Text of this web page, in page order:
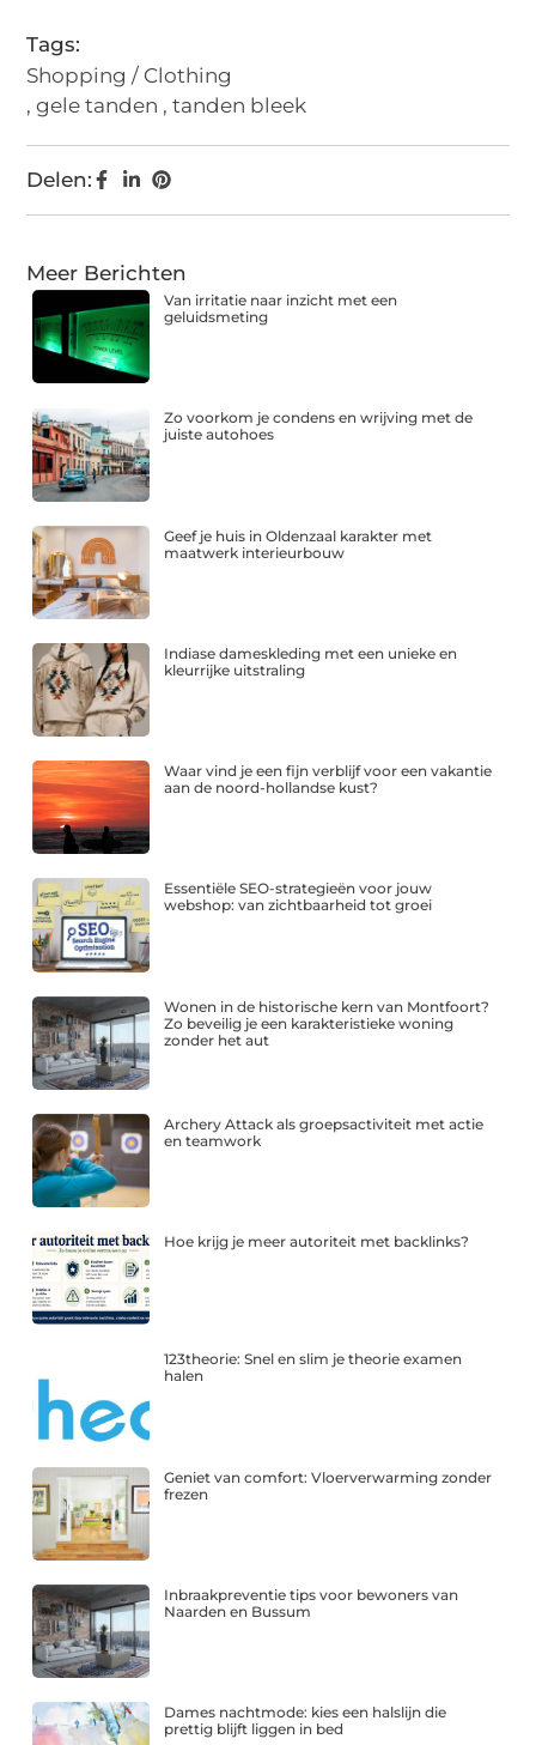
Tags:
Shopping / Clothing
,gele tanden ,tanden bleek
Delen:
Meer Berichten
Van irritatie naar inzicht met een
geluidsmeting
Zo voorkom je condens en wrijving met de
juiste autohoes
Geef je huis in Oldenzaal karakter met
maatwerk interieurbouw
Indiase dameskleding met een unieke en
kleurrijke uitstraling
Waar vind je een fijn verblijf voor een vakantie
aan de noord-hollandse kust?
Essentiële SEO-strategieën voor jouw
webshop: van zichtbaarheid tot groei
Wonen in de historische kern van Montfoort?
Zo beveilig je een karakteristieke woning
zonder het aut
Archery Attack als groepsactiviteit met actie
en teamwork
Hoe krijg je meer autoriteit met backlinks?
123theorie: Snel en slim je theorie examen
halen
Geniet van comfort: Vloerverwarming zonder
frezen
Inbraakpreventie tips voor bewoners van
Naarden en Bussum
Dames nachtmode: kies een halslijn die
prettig blijft liggen in bed